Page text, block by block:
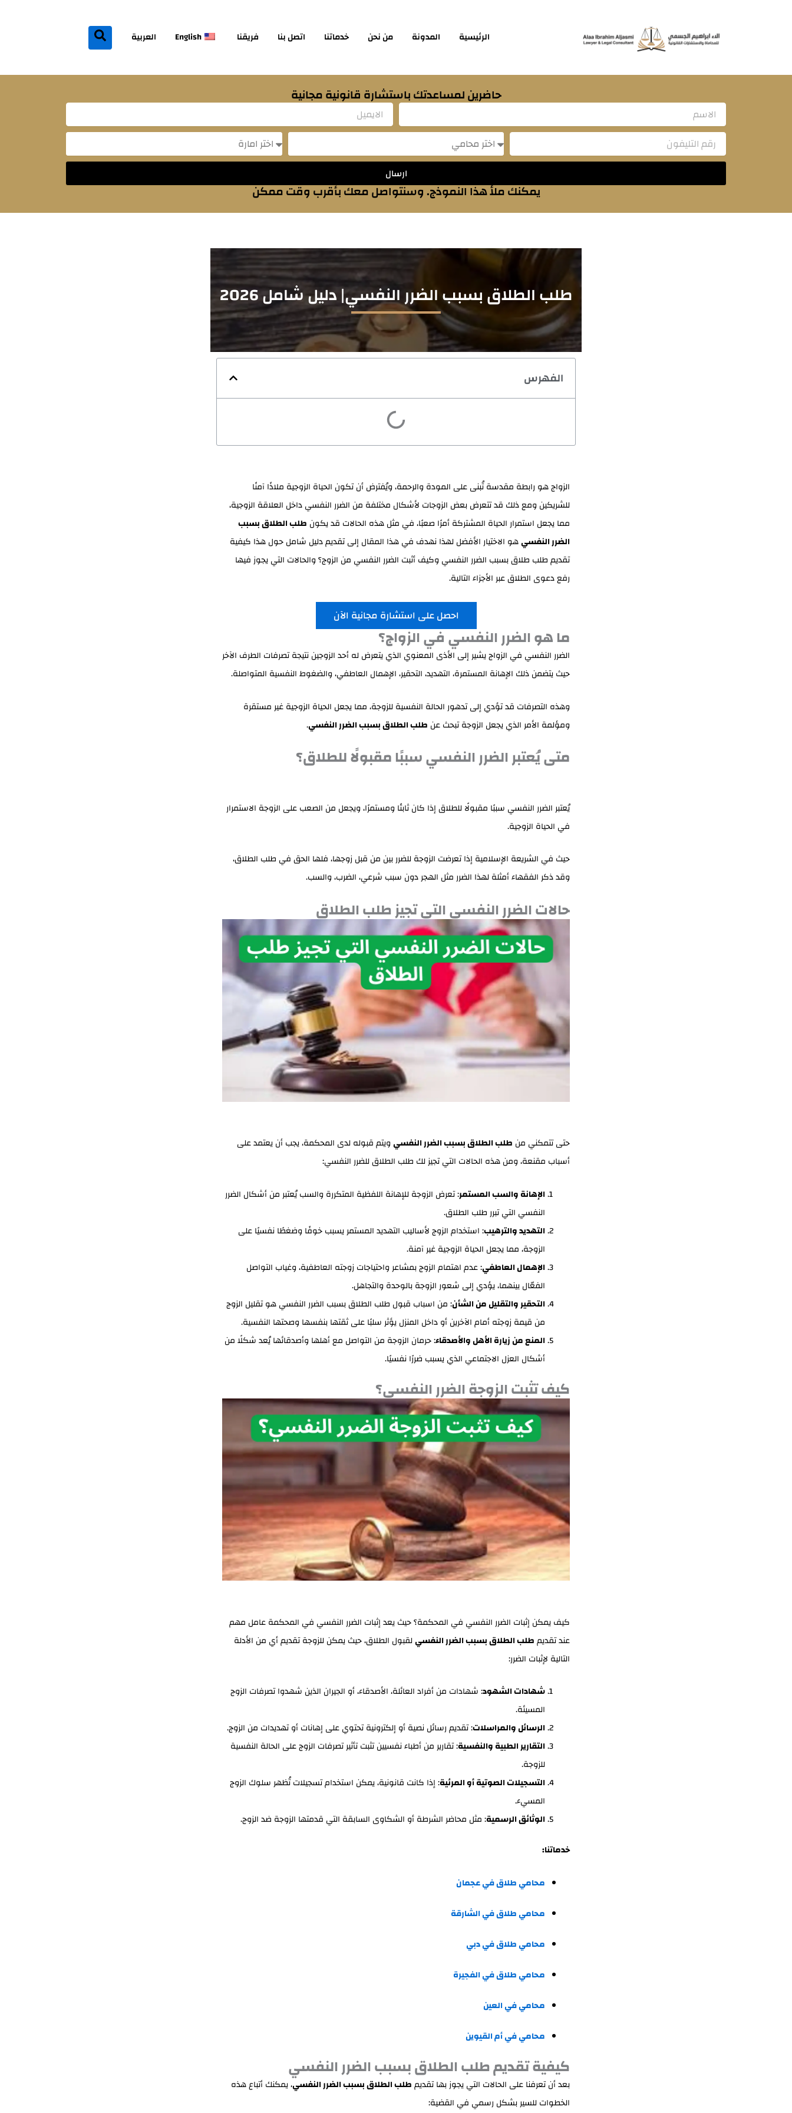
الرئيسية المدونة من نحن خدماتنا اتصل بنا فريقنا English العربية
حاضرين لمساعدتك باستشارة قانونية مجانية
Message
Message
ارسال
يمكنك ملأ هذا النموذج. وسنتواصل معك بأقرب وقت ممكن
طلب الطلاق بسبب الضرر النفسي| دليل شامل 2026
الفهرس
الزواج هو رابطة مقدسة تُبنى على المودة والرحمة، ويُفترض أن تكون الحياة الزوجية ملاذًا آمنًا
للشريكين ومع ذلك قد تتعرض بعض الزوجات لأشكال مختلفة من الضرر النفسي داخل العلاقة الزوجية،
مما يجعل استمرار الحياة المشتركة أمرًا صعبًا، في مثل هذه الحالات قد يكون طلب الطلاق بسبب
الضرر النفسيهو الاختيار الأفضل لهذا نهدف في هذا المقال إلى تقديم دليل شامل حول هذا كيفية
تقديم طلب طلاق بسبب الضرر النفسي وكيف أثبت الضرر النفسي من الزوج؟ والحالات التي يجوز فيها
رفع دعوى الطلاق عبر الأجزاء التالية.
احصل على استشارة مجانية الآن
ما هو الضرر النفسي في الزواج؟
الضرر النفسي في الزواج يشير إلى الأذى المعنوي الذي يتعرض له أحد الزوجين نتيجة تصرفات الطرف الآخر
حيث يتضمن ذلك الإهانة المستمرة، التهديد، التحقير، الإهمال العاطفي، والضغوط النفسية المتواصلة.
وهذه التصرفات قد تؤدي إلى تدهور الحالة النفسية للزوجة، مما يجعل الحياة الزوجية غير مستقرة
ومؤلمة الأمر الذي يجعل الزوجة تبحث عن طلب الطلاق بسبب الضرر النفسي.
متى يُعتبر الضرر النفسي سببًا مقبولًا للطلاق؟
يُعتبر الضرر النفسي سببًا مقبولًا للطلاق إذا كان ثابتًا ومستمرًا، ويجعل من الصعب على الزوجة الاستمرار
في الحياة الزوجية.
حيث في الشريعة الإسلامية إذا تعرضت الزوجة للضرر بين من قبل زوجها، فلها الحق في طلب الطلاق،
وقد ذكر الفقهاء أمثلة لهذا الضرر مثل الهجر دون سبب شرعي، الضرب، والسب.
حالات الضرر النفسي التي تجيز طلب الطلاق
حتى تتمكني من طلب الطلاق بسبب الضرر النفسيويتم قبوله لدى المحكمة، يجب أن يعتمد على
أسباب مقنعة، ومن هذه الحالات التي تجيز لك طلب الطلاق للضرر النفسي:
الإهانة والسب المستمر: تعرض الزوجة للإهانة اللفظية المتكررة والسب يُعتبر من أشكال الضرر
النفسي التي تبرر طلب الطلاق.
التهديد والترهيب: استخدام الزوج لأساليب التهديد المستمر يسبب خوفًا وضغطًا نفسيًا على
الزوجة، مما يجعل الحياة الزوجية غير آمنة.
الإهمال العاطفي: عدم اهتمام الزوج بمشاعر واحتياجات زوجته العاطفية، وغياب التواصل
الفعّال بينهما، يؤدي إلى شعور الزوجة بالوحدة والتجاهل.
التحقير والتقليل من الشأن: من اسباب قبول طلب الطلاق بسبب الضرر النفسي هو تقليل الزوج
من قيمة زوجته أمام الآخرين أو داخل المنزل يؤثر سلبًا على ثقتها بنفسها وصحتها النفسية.
المنع من زيارة الأهل والأصدقاء: حرمان الزوجة من التواصل مع أهلها وأصدقائها يُعد شكلًا من
أشكال العزل الاجتماعي الذي يسبب ضررًا نفسيًا.
كيف تثبت الزوجة الضرر النفسي؟
كيف يمكن إثبات الضرر النفسي في المحكمة؟ حيث يعد إثبات الضرر النفسي في المحكمة عامل مهم
عند تقديمطلب الطلاق بسبب الضرر النفسيلقبول الطلاق، حيث يمكن للزوجة تقديم أي من الأدلة
التالية لإثبات الضرر:
شهادات الشهود: شهادات من أفراد العائلة، الأصدقاء، أو الجيران الذين شهدوا تصرفات الزوج
المسيئة.
الرسائل والمراسلات: تقديم رسائل نصية أو إلكترونية تحتوي على إهانات أو تهديدات من الزوج.
التقارير الطبية والنفسية: تقارير من أطباء نفسيين تثبت تأثير تصرفات الزوج على الحالة النفسية
للزوجة.
التسجيلات الصوتية أو المرئية: إذا كانت قانونية، يمكن استخدام تسجيلات تُظهر سلوك الزوج
المسيء.
الوثائق الرسمية: مثل محاضر الشرطة أو الشكاوى السابقة التي قدمتها الزوجة ضد الزوج.
خدماتنا:
محامي طلاق في عجمان
محامي طلاق في الشارقة
محامي طلاق في دبي
محامي طلاق في الفجيرة
محامي في العين
محامي في أم القيوين
كيفية تقديم طلب الطلاق بسبب الضرر النفسي
بعد أن تعرفنا على الحالات التي يجوز بها تقديمطلب الطلاق بسبب الضرر النفسي، يمكنك أتباع هذه
الخطوات للسير بشكل رسمي في القضية: